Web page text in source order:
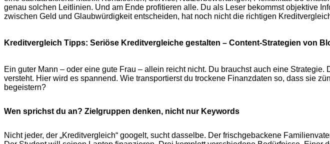
genau solchen Leitlinien. Und am Ende profitieren alle. Du als Leser bekommst objektive
zwischen Geld und Glaubwürdigkeit entscheiden, hat noch nicht die richtigen
Kreditvergleich Tipps: Seriöse Kreditvergleiche gestalten – Content-Strategien von
Ein guter Mann – oder eine gute Frau – allein reicht nicht. Du brauchst auch eine
versteht. Hier wird es spannend. Wie transportierst du trockene Finanzdaten so, dass sie
begeistern?
Wen sprichst du an? Zielgruppen denken, nicht nur Keywords
Nicht jeder, der „Kreditvergleich“ googelt, sucht dasselbe. Der frischgebackene